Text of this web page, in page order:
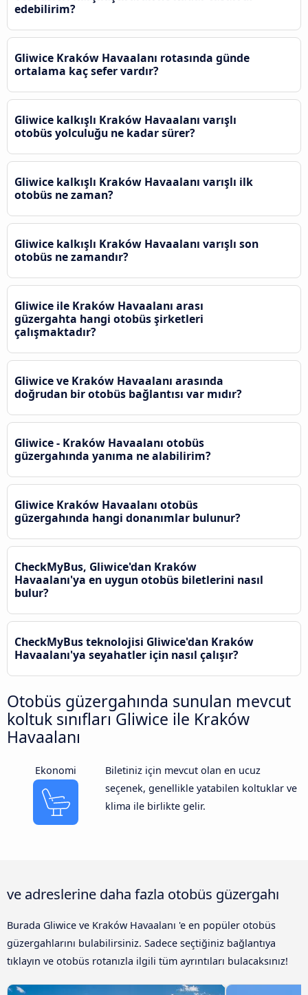
edebilirim?
Gliwice Kraków Havaalanı rotasında günde
ortalama kaç sefer vardır?
Gliwice kalkışlı Kraków Havaalanı varışlı
otobüs yolculuğu ne kadar sürer?
Gliwice kalkışlı Kraków Havaalanı varışlı ilk
otobüs ne zaman?
Gliwice kalkışlı Kraków Havaalanı varışlı son
otobüs ne zamandır?
Gliwice ile Kraków Havaalanı arası
güzergahta hangi otobüs şirketleri
çalışmaktadır?
Gliwice ve Kraków Havaalanı arasında
doğrudan bir otobüs bağlantısı var mıdır?
Gliwice - Kraków Havaalanı otobüs
güzergahında yanıma ne alabilirim?
Gliwice Kraków Havaalanı otobüs
güzergahında hangi donanımlar bulunur?
CheckMyBus, Gliwice'dan Kraków
Havaalanı'ya en uygun otobüs biletlerini nasıl
bulur?
CheckMyBus teknolojisi Gliwice'dan Kraków
Havaalanı'ya seyahatler için nasıl çalışır?
Otobüs güzergahında sunulan mevcut
koltuk sınıfları Gliwice ile Kraków
Havaalanı
Ekonomi
Biletiniz için mevcut olan en ucuz
seçenek, genellikle yatabilen koltuklar ve
klima ile birlikte gelir.
ve adreslerine daha fazla otobüs güzergahı
Burada Gliwice ve Kraków Havaalanı 'e en popüler otobüs
güzergahlarını bulabilirsiniz. Sadece seçtiğiniz bağlantıya
tıklayın ve otobüs rotanızla ilgili tüm ayrıntıları bulacaksınız!